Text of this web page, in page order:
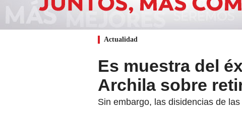
Actualidad
Es muestra del
Archila sobre
Sin embargo, las disidencias de